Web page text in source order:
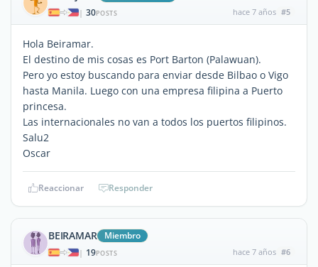
| 30POSTS hace 7 años #5
Hola Beiramar.
El destino de mis cosas es Port Barton (Palawuan).
Pero yo estoy buscando para enviar desde Bilbao o Vigo
hasta Manila. Luego con una empresa filipina a Puerto
princesa.
Las internacionales no van a todos los puertos filipinos.
Salu2
Oscar
Reaccionar Responder
BEIRAMAR Miembro
| 19POSTS hace 7 años #6